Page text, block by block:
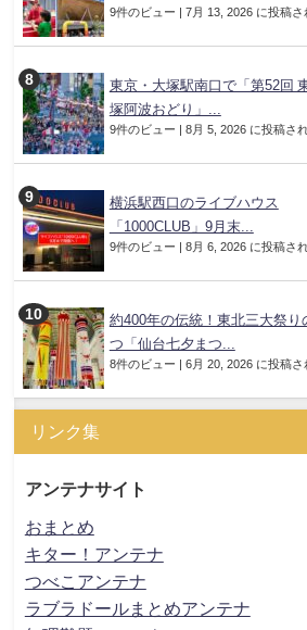
9件のビュー | 7月 13, 2026 に投稿さ
東京・大塚駅南口で「第52回
塚阿波おどり」...
9件のビュー | 8月 5, 2026 に投稿さ
横浜駅西口のライブハウス
「1000CLUB」9月末...
9件のビュー | 8月 6, 2026 に投稿さ
約400年の伝統！東北三大祭り
つ「仙台七夕まつ...
8件のビュー | 6月 20, 2026 に投稿さ
リンク集
アンテナサイト
おまとめ
キター！アンテナ
つべこアンテナ
ラブラドールまとめアンテナ